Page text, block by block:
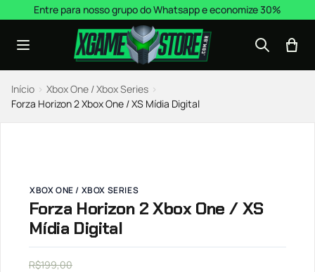
Pular para o conteúdo
Entre para nosso grupo do Whatsapp e economize 30%
Início › Xbox One / Xbox Series ›
Forza Horizon 2 Xbox One / XS Mídia Digital
XBOX ONE / XBOX SERIES
Forza Horizon 2 Xbox One / XS
Mídia Digital
R$199,00